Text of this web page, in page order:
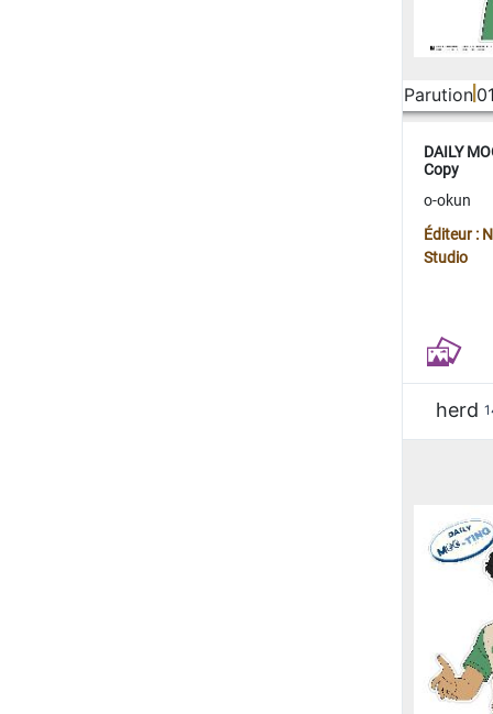
Parution
DAILY
Copy
o-okun
Éditeur :
Studio
herd